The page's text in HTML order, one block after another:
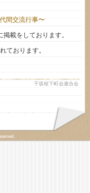
交流行事〜
掲載をしております。
ております。
千坂校下町会連合会